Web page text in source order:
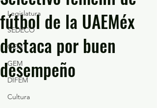
Legislatura
SEDECO
GEM
GEM
DIFEM
Cultura
fútbol de la UAEMéx
destaca por buen
desempeño